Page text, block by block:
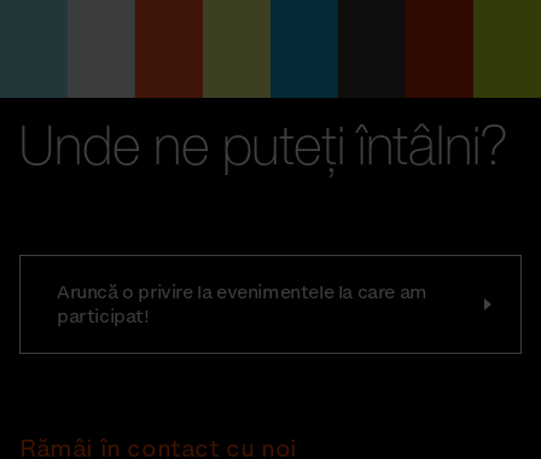
Unde ne puteți întâlni?
Aruncă o privire la evenimentele la care am
participat!
Rămâi în contact cu noi